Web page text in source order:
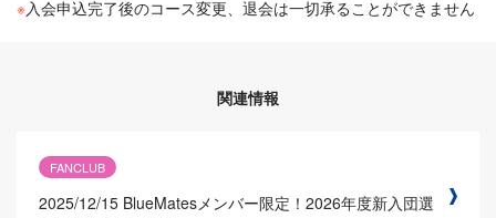
※入会申込完了後のコース変更、退会は一切承ることができません
関連情報
FANCLUB
2025/12/15 BlueMatesメンバー限定！2026年度新入団選